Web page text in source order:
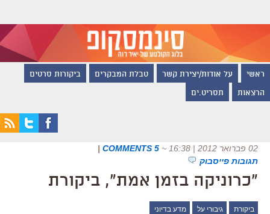
ראשי על אודות/יצירת קשר טבלת המבקרים ביקורות סרטים
הרצאות תסריט.ים
02 פברואר 2012 | 16:38 ~
5 COMMENTS
|
תגובות פייסבוק
"כרוניקה בזמן אמת", ביקורת
ביקורת גיבורי על מדע בדיוני